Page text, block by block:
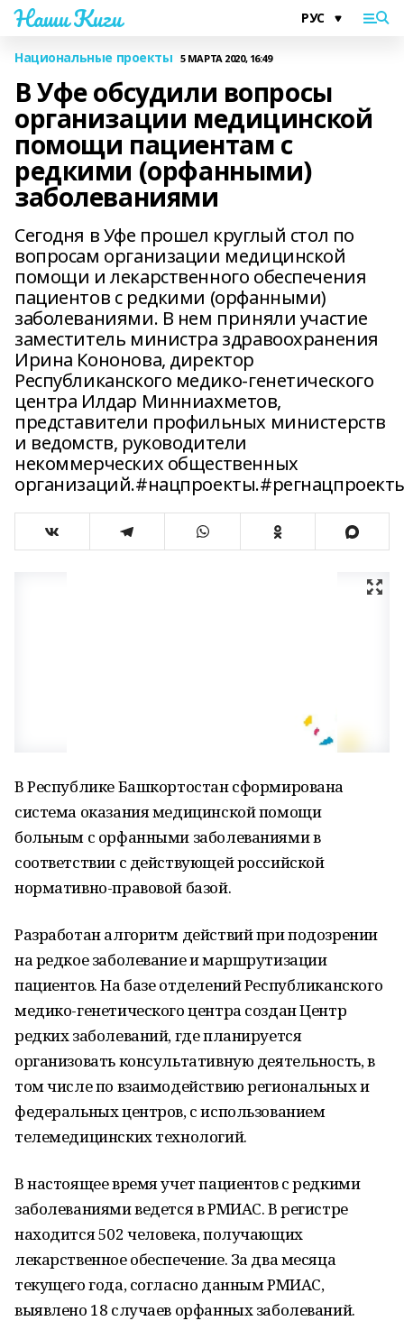
Наши Киги
Национальные проекты 5 МАРТА 2020, 16:49
В Уфе обсудили вопросы
организации медицинской
помощи пациентам с
редкими (орфанными)
заболеваниями
Сегодня в Уфе прошел круглый стол по
вопросам организации медицинской
помощи и лекарственного обеспечения
пациентов с редкими (орфанными)
заболеваниями. В нем приняли участие
заместитель министра здравоохранения
Ирина Кононова, директор
Республиканского медико-генетического
центра Илдар Минниахметов,
представители профильных министерств
и ведомств, руководители
некоммерческих общественных
В Республике Башкортостан сформирована
система оказания медицинской помощи
больным с орфанными заболеваниями в
соответствии с действующей российской
нормативно-правовой базой.
Разработан алгоритм действий при подозрении
на редкое заболевание и маршрутизации
пациентов. На базе отделений Республиканского
медико-генетического центра создан Центр
редких заболеваний, где планируется
организовать консультативную деятельность, в
том числе по взаимодействию региональных и
федеральных центров, с использованием
телемедицинских технологий.
В настоящее время учет пациентов с редкими
заболеваниями ведется в РМИАС. В регистре
находится 502 человека, получающих
лекарственное обеспечение. За два месяца
текущего года, согласно данным РМИАС,
выявлено 18 случаев орфанных заболеваний.